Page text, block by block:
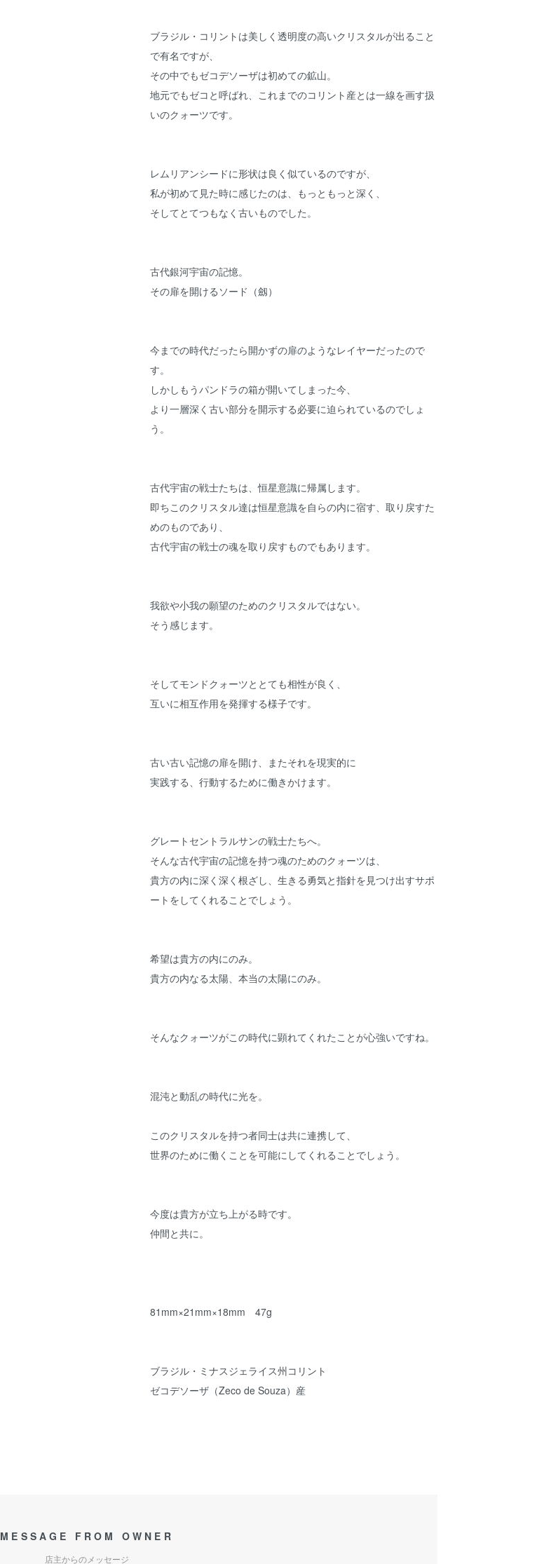
ブラジル・コリントは美しく透明度の高いクリスタルが出ること
で有名ですが、
その中でもゼコデソーザは初めての鉱山。
地元でもゼコと呼ばれ、これまでのコリント産とは一線を画す扱
いのクォーツです。
レムリアンシードに形状は良く似ているのですが、
私が初めて見た時に感じたのは、もっともっと深く、
そしてとてつもなく古いものでした。
古代銀河宇宙の記憶。
その扉を開けるソード（劔）
今までの時代だったら開かずの扉のようなレイヤーだったので
す。
しかしもうパンドラの箱が開いてしまった今、
より一層深く古い部分を開示する必要に迫られているのでしょ
う。
古代宇宙の戦士たちは、恒星意識に帰属します。
即ちこのクリスタル達は恒星意識を自らの内に宿す、取り戻すた
めのものであり、
古代宇宙の戦士の魂を取り戻すものでもあります。
我欲や小我の願望のためのクリスタルではない。
そう感じます。
そしてモンドクォーツととても相性が良く、
互いに相互作用を発揮する様子です。
古い古い記憶の扉を開け、またそれを現実的に
実践する、行動するために働きかけます。
グレートセントラルサンの戦士たちへ。
そんな古代宇宙の記憶を持つ魂のためのクォーツは、
貴方の内に深く深く根ざし、生きる勇気と指針を見つけ出すサポ
ートをしてくれることでしょう。
希望は貴方の内にのみ。
貴方の内なる太陽、本当の太陽にのみ。
そんなクォーツがこの時代に顕れてくれたことが心強いですね。
混沌と動乱の時代に光を。
このクリスタルを持つ者同士は共に連携して、
世界のために働くことを可能にしてくれることでしょう。
今度は貴方が立ち上がる時です。
仲間と共に。
81mm×21mm×18mm 47g
ブラジル・ミナスジェライス州コリント
ゼコデソーザ（Zeco de Souza）産
MESSAGE FROM OWNER
店主からのメッセージ